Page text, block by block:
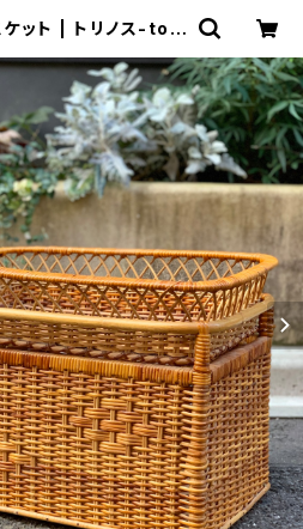
ケット | トリノス-tori
ップ・古着